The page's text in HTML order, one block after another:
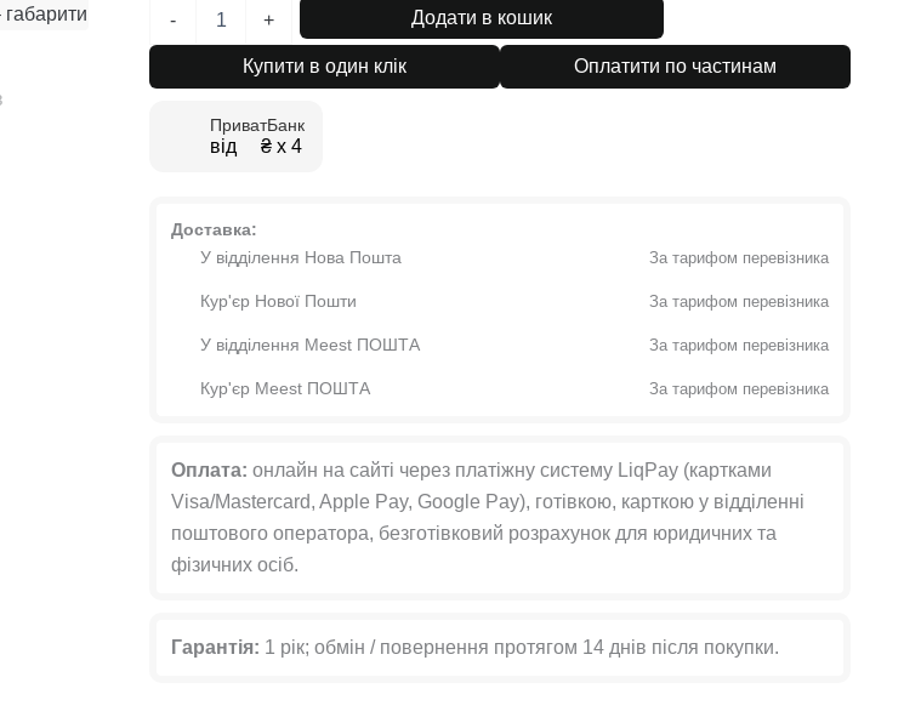
-
приліжкова
в
скандинавському
кількість
+ Додати в кошик
Купити в один клік Оплатити по частинам
ПриватБанк
від ₴ х 4
Доставка:
У відділення Нова Пошта
За тарифом перевізника
Кур'єр Нової Пошти За тарифом перевізника
У відділення Meest ПОШТА За тарифом перевізника
Кур'єр Meest ПОШТА За тарифом перевізника
Оплата: онлайн на сайті через платіжну систему LiqPay (картками
Visa/Mastercard, Apple Pay, Google Pay), готівкою, карткою у відділенні
поштового оператора, безготівковий розрахунок для юридичних та
фізичних осіб.
Гарантія: 1 рік; обмін / повернення протягом 14 днів після покупки.